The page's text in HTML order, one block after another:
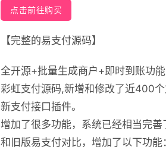
点击前往购买
【完整的易支付源码】
全开源+批量生成商户+即时到账功
彩虹支付源码,新增和修改了近400
新支付接口插件。
增加了很多功能，系统已经相当完善
和旧版易支付对比，增加了以下功